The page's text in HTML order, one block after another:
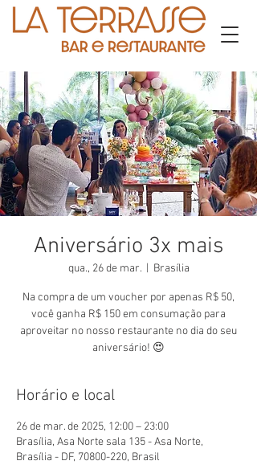
Aniversário 3x mais
qua., 26 de mar.
  |
Brasília
Na compra de um voucher por apenas R$ 50,
você ganha R$ 150 em consumação para
aproveitar no nosso restaurante no dia do seu
aniversário! 😍
Horário e local
26 de mar. de 2025, 12:00 – 23:00
Brasília, Asa Norte sala 135 - Asa Norte,
Brasília - DF, 70800-220, Brasil